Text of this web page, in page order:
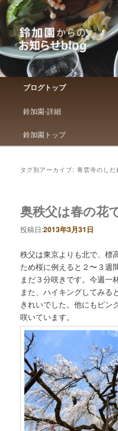
鈴加園からの
鈴加園からのお知らせです
メインメニュー
メインコンテンツへ移動
サブコンテンツへ移動
ブログトップ
鈴加園-詳細
鈴加園トップ
タグ別アーカイブ:青雲寺のしだ
奥秩父は春の花
投稿日:2013年3月31日
秩父は東京よりも北で、標
ため桜に例えると２〜３週
まだ３分咲きです。今週一
また、ハイキングしてみる
きれいでした。他にもピン
咲いています。